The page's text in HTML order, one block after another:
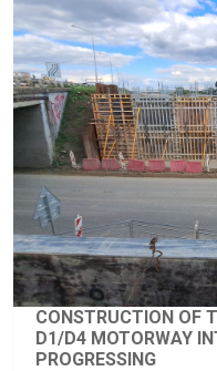
CONSTRUCTION OF
D1/D4 MOTORWAY
PROGRESSING